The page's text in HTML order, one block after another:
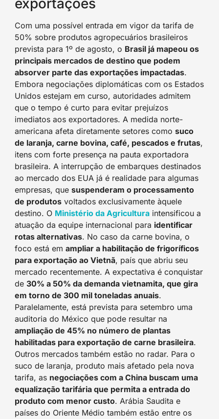
exportações
Com uma possível entrada em vigor da tarifa de
50% sobre produtos agropecuários brasileiros
prevista para 1º de agosto, o Brasil já mapeou os
principais mercados de destino que podem
absorver parte das exportações impactadas.
Embora negociações diplomáticas com os Estados
Unidos estejam em curso, autoridades admitem
que o tempo é curto para evitar prejuízos
imediatos aos exportadores. A medida norte-
americana afeta diretamente setores como suco
de laranja, carne bovina, café, pescados e frutas,
itens com forte presença na pauta exportadora
brasileira. A interrupção de embarques destinados
ao mercado dos EUA já é realidade para algumas
empresas, que suspenderam o processamento
de produtos voltados exclusivamente àquele
destino. O Ministério da Agricultura intensificou a
atuação da equipe internacional para identificar
rotas alternativas. No caso da carne bovina, o
foco está em ampliar a habilitação de frigoríficos
para exportação ao Vietnã, país que abriu seu
mercado recentemente. A expectativa é conquistar
de 30% a 50% da demanda vietnamita, que gira
em torno de 300 mil toneladas anuais.
Paralelamente, está prevista para setembro uma
auditoria do México que pode resultar na
ampliação de 45% no número de plantas
habilitadas para exportação de carne brasileira.
Outros mercados também estão no radar. Para o
suco de laranja, produto mais afetado pela nova
tarifa, as negociações com a China buscam uma
equalização tarifária que permita a entrada do
produto com menor custo. Arábia Saudita e
países do Oriente Médio também estão entre os